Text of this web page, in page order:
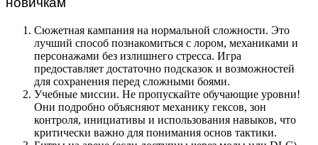
Сюжетная кампания на нормальной сложности. Это
лучший способ познакомиться с лором, механиками и
персонажами без излишнего стресса. Игра
предоставляет достаточно подсказок и возможностей
для сохранения перед сложными боями.
Учебные миссии. Не пропускайте обучающие уровни!
Они подробно объясняют механику гексов, зон
контроля, инициативы и использования навыков, что
критически важно для понимания основ тактики.